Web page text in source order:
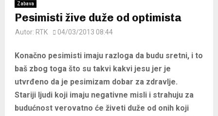
Zabava
Pesimisti žive duže od optimista
Autor: RTK 04/03/2013 08:44
Konačno pesimisti imaju razloga da budu sretni, i to
baš zbog toga što su takvi kakvi jesu jer je
utvrđeno da je pesimizam dobar za zdravlje.
Stariji ljudi koji imaju negativne misli i strahuju za
budućnost verovatno će živeti duže od onih koji